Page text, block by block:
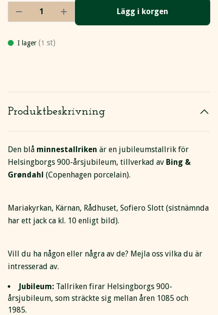
Lägg i korgen
I lager (1 st)
Produktbeskrivning
Den blå minnestallriken är en jubileumstallrik för
Helsingborgs 900-årsjubileum, tillverkad av Bing &
Grøndahl (Copenhagen porcelain).
Mariakyrkan, Kärnan, Rådhuset, Sofiero Slott (sistnämnda
har ett jack ca kl. 10 enligt bild).
Vill du ha någon eller några av de? Mejla oss vilka du är
intresserad av.
Jubileum: Tallriken firar Helsingborgs 900-
årsjubileum, som sträckte sig mellan åren 1085 och
1985.